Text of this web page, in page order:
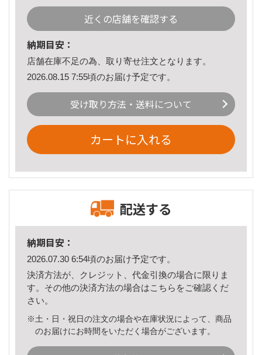
近くの店舗を確認する
納期目安：
店舗在庫不足の為、取り寄せ注文となります。
2026.08.15 7:55頃のお届け予定です。
受け取り方法・送料について
カートに入れる
配送する
納期目安：
2026.07.30 6:54頃のお届け予定です。
決済方法が、クレジット、代金引換の場合に限りま
す。その他の決済方法の場合はこちら をご確認くだ
さい。
※土・日・祝日の注文の場合や在庫状況によって、商品
のお届けにお時間をいただく場合がございます。